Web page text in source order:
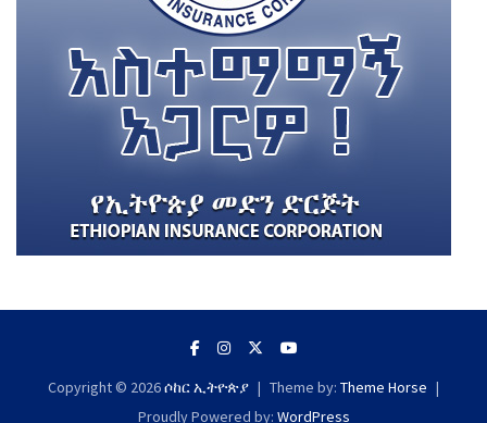
Copyright © 2026ሶከር ኢትዮጵያ Theme by: Theme Horse
Proudly Powered by: WordPress